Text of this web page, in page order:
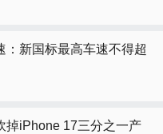
：新国标最高车速不得超
掉iPhone 17三分之一产